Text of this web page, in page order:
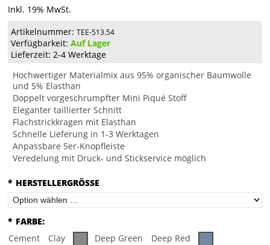
Inkl. 19% MwSt.
Artikelnummer: TEE-513.54
Verfügbarkeit:Auf Lager
Lieferzeit: 2-4 Werktage
Hochwertiger Materialmix aus 95% organischer Baumwolle
und 5% Elasthan
Doppelt vorgeschrumpfter Mini Piqué Stoff
Eleganter taillierter Schnitt
Flachstrickkragen mit Elasthan
Schnelle Lieferung in 1-3 Werktagen
Anpassbare 5er-Knopfleiste
Veredelung mit Druck- und Stickservice möglich
* HERSTELLERGRÖSSE
* FARBE:
Cement
Clay Deep Green
Deep Red